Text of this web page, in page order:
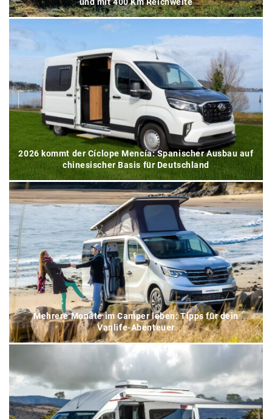
2026 kommt der Cíclope Mencía: Spanischer Ausbau auf
chinesischer Basis für Deutschland
Mehrere Monate im Camper leben: Tipps für dein
Vanlife-Abenteuer